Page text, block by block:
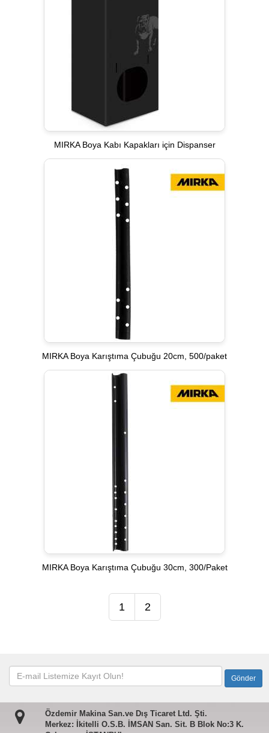
MIRKA Boya Kabı Kapakları için Dispanser
MIRKA Boya Karıştıma Çubuğu 20cm, 500/paket
MIRKA Boya Karıştıma Çubuğu 30cm, 300/Paket
1 2
Özdemir Makina San.ve Dış Ticaret Ltd. Şti.
Merkez: İkitelli O.S.B. İMSAN San. Sit. B Blok No:3 K.